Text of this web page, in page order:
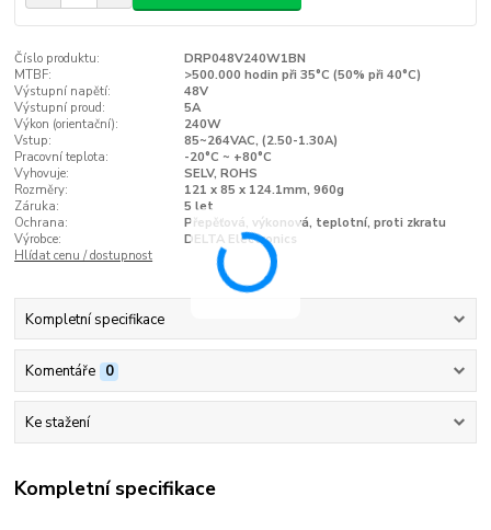
Číslo produktu:
DRP048V240W1BN
MTBF:
>500.000 hodin při 35°C (50% při 40°C)
Výstupní napětí:
48V
Výstupní proud:
5A
Výkon (orientační):
240W
Vstup:
85~264VAC, (2.50-1.30A)
Pracovní teplota:
-20°C ~ +80°C
Vyhovuje:
SELV, ROHS
Rozměry:
121 x 85 x 124.1mm, 960g
Záruka:
5 let
Ochrana:
Přepěťová, výkonová, teplotní, proti zkratu
Výrobce:
DELTA Electronics
Hlídat cenu / dostupnost
Kompletní specifikace
Komentáře 0
Ke stažení
Kompletní specifikace